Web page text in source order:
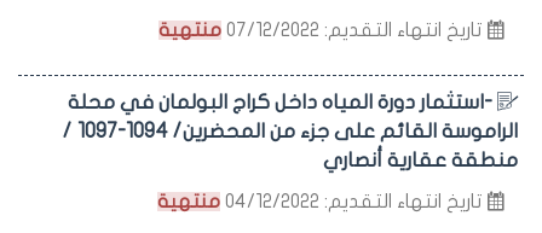
تاريخ انتهاء التقديم: 07/12/2022 منتهية
-استثمار دورة المياه داخل كراج البولمان في محلة
الراموسة القائم على جزء من المحضرين/ 1094-1097 /
منطقة عقارية أنصاري
تاريخ انتهاء التقديم: 04/12/2022 منتهية